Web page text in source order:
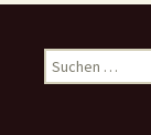
Suchen
nach: